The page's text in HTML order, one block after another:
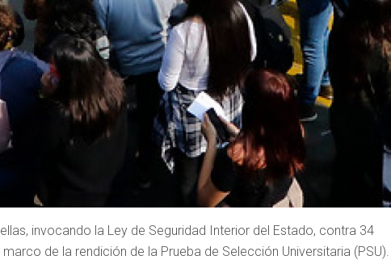
invocando la Ley de Seguridad Interior del Estado, contra 34
de la rendición de la Prueba de Selección Universitaria (PSU).